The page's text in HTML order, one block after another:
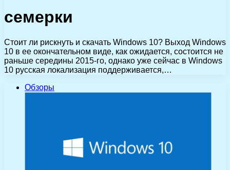
семерки
Стоит ли рискнуть и скачать Windows 10? Выход Windows
10 в ее окончательном виде, как ожидается, состоится не
раньше середины 2015-го, однако уже сейчас в Windows
10 русская локализация поддерживается,…
Обзоры